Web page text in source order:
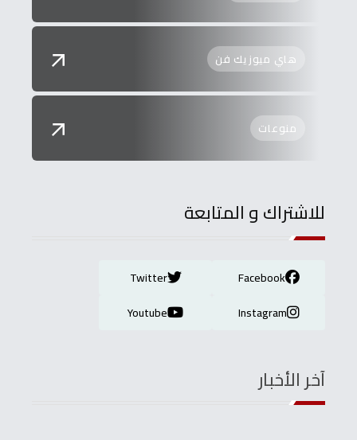
هاي ميوزيك فن
منوعات
للاشتراك و المتابعة
Facebook
Twitter
Instagram
Youtube
آخر الأخبار